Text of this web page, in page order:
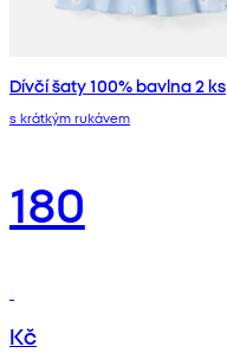
Dívčí šaty 100% bavlna 2 ks
s krátkým rukávem
180
Kč